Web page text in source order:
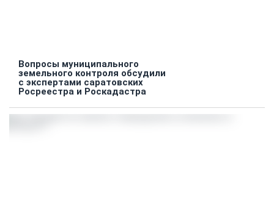
Вопросы муниципального
земельного контроля обсудили
с экспертами саратовских
Росреестра и Роскадастра